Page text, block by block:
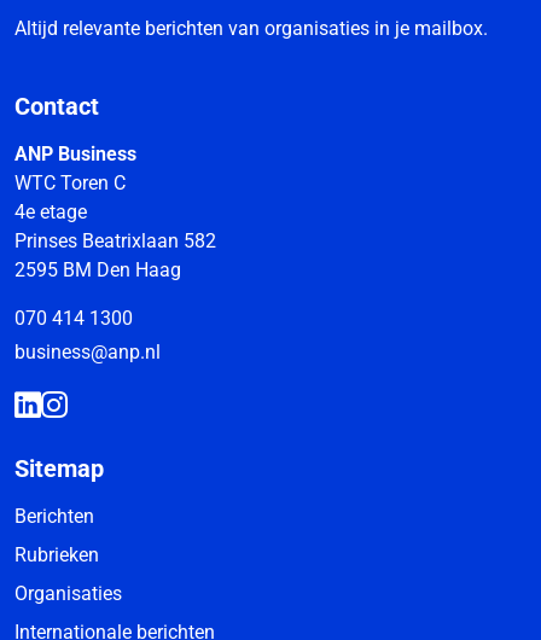
Altijd relevante berichten van organisaties in je mailbox.
Contact
ANP Business
WTC Toren C
4e etage
Prinses Beatrixlaan 582
2595 BM Den Haag
070 414 1300
business@anp.nl
Sitemap
Berichten
Rubrieken
Organisaties
Internationale berichten